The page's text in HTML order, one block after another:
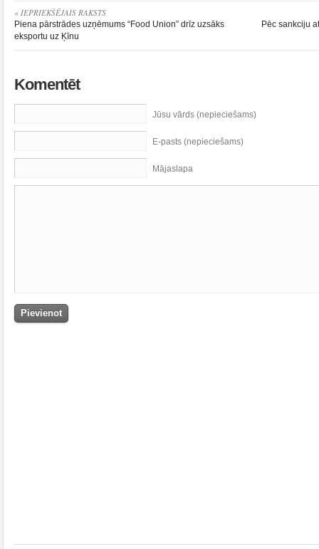
« IEPRIEKŠĒJAIS RAKSTS
Piena pārstrādes uzņēmums “Food Union” drīz uzsāks
eksportu uz Ķīnu
Pēc sankciju
Komentēt
Jūsu vārds (nepieciešams)
E-pasts (nepieciešams)
Mājaslapa